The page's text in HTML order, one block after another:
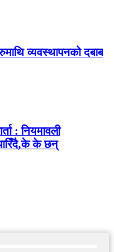
व्यवस्थापनको दबाब
: नियमावली
के छन्